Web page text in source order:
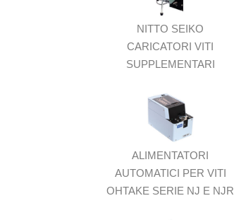
NITTO SEIKO
CARICATORI VITI
SUPPLEMENTARI
ALIMENTATORI
AUTOMATICI PER VITI
OHTAKE SERIE NJ E NJR